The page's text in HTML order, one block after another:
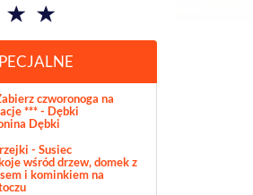
czworonoga na
*** - Dębki
Dębki
- Susiec
wśród drzew, domek z
i kominkiem na